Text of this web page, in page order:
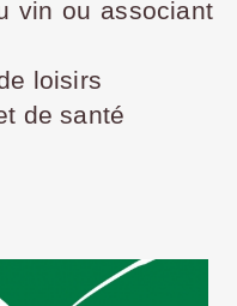
vin ou associant
loisirs
de santé